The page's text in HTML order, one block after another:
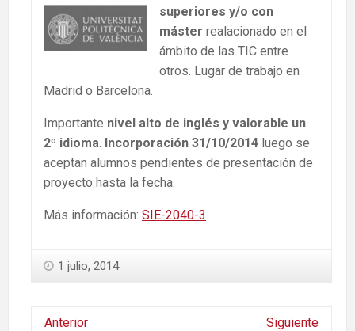
superiores y/o con
máster realacionado en el
ámbito de las TIC entre
otros. Lugar de trabajo en
Madrid o Barcelona.
Importante nivel alto de inglés y valorable un
2º idioma Incorporación 31/10/2014 luego se
aceptan alumnos pendientes de presentación de
proyecto hasta la fecha.
Más información: SIE-2040-3
1 julio, 2014
Anterior Siguiente